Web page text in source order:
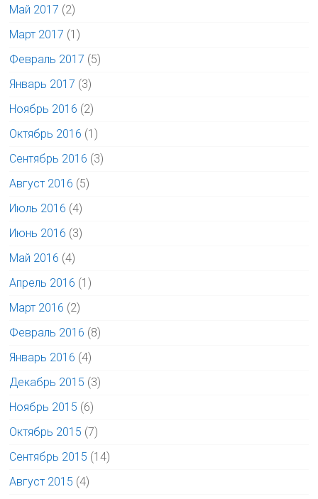
Май 2017 (2)
Март 2017 (1)
Февраль 2017 (5)
Январь 2017 (3)
Ноябрь 2016 (2)
Октябрь 2016 (1)
Сентябрь 2016 (3)
Август 2016 (5)
Июль 2016 (4)
Июнь 2016 (3)
Май 2016 (4)
Апрель 2016 (1)
Март 2016 (2)
Февраль 2016 (8)
Январь 2016 (4)
Декабрь 2015 (3)
Ноябрь 2015 (6)
Октябрь 2015 (7)
Сентябрь 2015 (14)
Август 2015 (4)